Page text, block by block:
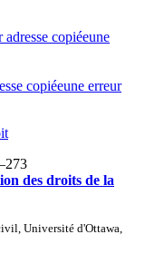
adresse copiéeune
copiéeune erreur
des droits de la
Université d'Ottawa,